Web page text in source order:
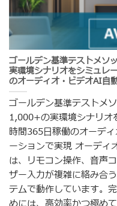
ゴールデン基準テストメ
実環境シナリオをシミュレ
のオーディオ・ビデオAI自
ゴールデン基準テストメ
1,000+の実環境シナリオ
時間365日稼働のオーデ
ーションで実現 オーディ
は、リモコン操作、音声
ザー入力が複雑に絡み合
テムで動作しています。